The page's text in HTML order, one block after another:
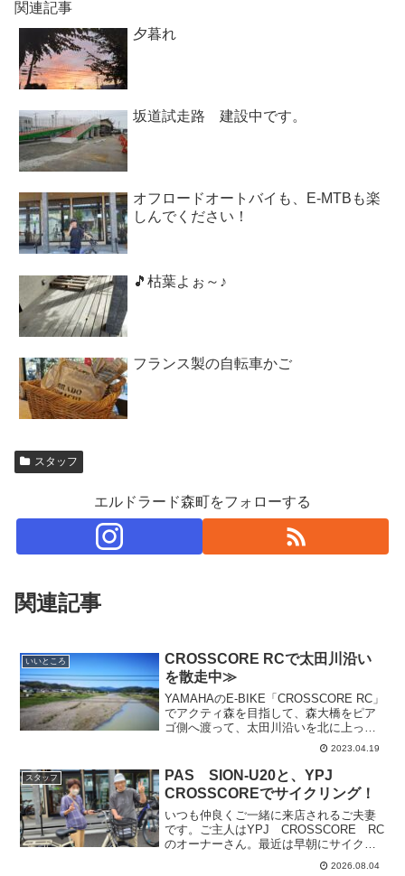
関連記事
夕暮れ
坂道試走路 建設中です。
オフロードオートバイも、E-MTBも楽
しんでください！
🎵枯葉よぉ～♪
フランス製の自転車かご
スタッフ
エルドラード森町をフォローする
関連記事
いいところ
CROSSCORE RCで太田川沿い
を散走中≫
YAMAHAのE-BIKE「CROSSCORE RC」
でアクティ森を目指して、森大橋をピア
ゴ側へ渡って、太田川沿いを北に上って
いきます。先日の雨の影響で水はにごっ
ていましたが、近くの山々から遠くの山
まで緑が美しいです。もう桜の季節も過
ぎまし...
2023.04.19
スタッフ
PAS SION-U20と、YPJ
CROSSCOREでサイクリング！
いつも仲良くご一緒に来店されるご夫妻
です。ご主人はYPJ CROSSCORE RC
のオーナーさん。最近は早朝にサイクリ
ングされているそうです。この日は、奥
さまのPAS SION-U20の納車の日。これ
2026.08.04